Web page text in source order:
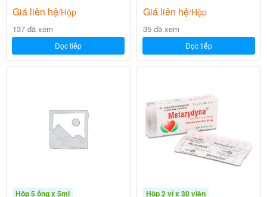
Giá liên hệ/Hộp
137 đã xem
Đọc tiếp
Giá liên hệ/Hộp
35 đã xem
Đọc tiếp
Hộp 5 ống x 5ml Hộp 2 vỉ x 30 viên